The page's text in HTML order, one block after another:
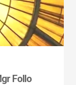
Follo